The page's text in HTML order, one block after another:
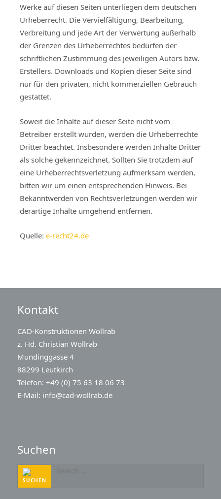
Werke auf diesen Seiten unterliegen dem deutschen
Urheberrecht. Die Vervielfältigung, Bearbeitung,
Verbreitung und jede Art der Verwertung außerhalb
der Grenzen des Urheberrechtes bedürfen der
schriftlichen Zustimmung des jeweiligen Autors bzw.
Erstellers. Downloads und Kopien dieser Seite sind
nur für den privaten, nicht kommerziellen Gebrauch
gestattet.
Soweit die Inhalte auf dieser Seite nicht vom
Betreiber erstellt wurden, werden die Urheberrechte
Dritter beachtet. Insbesondere werden Inhalte Dritter
als solche gekennzeichnet. Sollten Sie trotzdem auf
eine Urheberrechtsverletzung aufmerksam werden,
bitten wir um einen entsprechenden Hinweis. Bei
Bekanntwerden von Rechtsverletzungen werden wir
derartige Inhalte umgehend entfernen.
Quelle: e-recht24.de
Kontakt
CAD-Konstruktionen Wollrab
z. Hd. Christian Wollrab
Mundinggasse 4
88299 Leutkirch
Telefon: +49 (0) 75 63 18 06 73
E-Mail: info@cad-wollrab.de
Suchen
Suchen